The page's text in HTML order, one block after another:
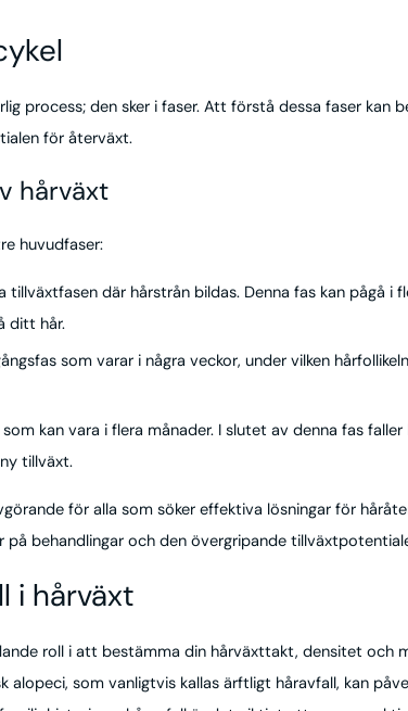
process; den sker i faser. Att förstå dessa faser kan
för återväxt.
hårväxt
huvudfaser:
tillväxtfasen där hårstrån bildas. Denna fas kan pågå i
ditt hår.
som varar i några veckor, under vilken
kan vara i flera månader. I slutet av denna fas
tillväxt.
för alla som söker effektiva lösningar för
på behandlingar och den övergripande
i hårväxt
roll i att bestämma din hårväxttakt, densitet och
alopeci, som vanligtvis kallas ärftligt håravfall, kan